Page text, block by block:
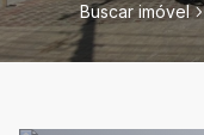
Buscar imóvel